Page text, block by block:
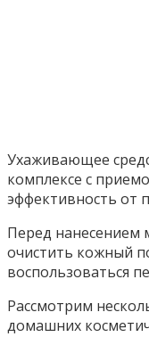
Ухаживающее
комплексе с
эффективность от
Перед нанесением
очистить кожный
воспользоваться
Рассмотрим
домашних